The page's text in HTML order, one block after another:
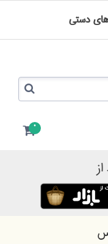
0
دستی